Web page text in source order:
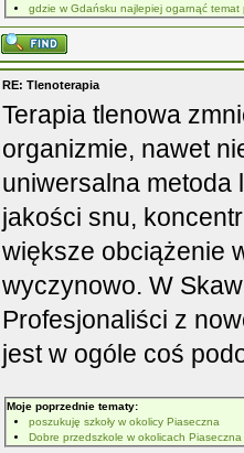
gdzie w Gdańsku najlepiej ogarnąć temat
RE: Tlenoterapia
Terapia tlenowa
organizmie, nawet
uniwersalna metoda
jakości snu,
większe obciążenie
wyczynowo. W
Profesjonaliści z
jest w ogóle coś
Moje poprzednie tematy:
poszukuję szkoły w okolicy Piaseczna
Dobre przedszkole w okolicach Piaseczna